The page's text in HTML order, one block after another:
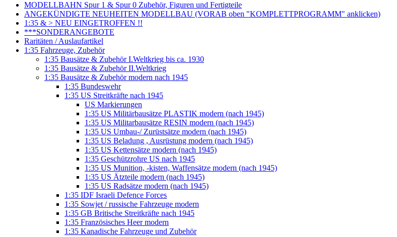
MODELLBAHN Spur 1 & Spur 0 Zubehör, Figuren und Fertigteile
ANGEKÜNDIGTE NEUHEITEN MODELLBAU (VORAB oben "KOMPLETTPROGRAMM" anklicken)
1:35 & > NEU EINGETROFFEN !!
***SONDERANGEBOTE
Raritäten / Auslaufartikel
1:35 Fahrzeuge, Zubehör
1:35 Bausätze & Zubehör I.Weltkrieg bis ca. 1930
1:35 Bausätze & Zubehör II.Weltkrieg
1:35 Bausätze & Zubehör modern nach 1945
1:35 Bundeswehr
1:35 US Streitkräfte nach 1945
US Markierungen
1:35 US Militärbausätze PLASTIK modern (nach 1945)
1:35 US Militarbausätze RESIN modern (nach 1945)
1:35 US Umbau-/ Zurüstsätze modern (nach 1945)
1:35 US Beladung , Ausrüstung modern (nach 1945)
1:35 US Kettensätze modern (nach 1945)
1:35 Geschützrohre US nach 1945
1:35 US Munition, -kisten, Waffensätze modern (nach 1945)
1:35 US Ätzteile modern (nach 1945)
1:35 US Radsätze modern (nach 1945)
1:35 IDF Israeli Defence Forces
1:35 Sowjet / russische Fahrzeuge modern
1:35 GB Britische Streitkräfte nach 1945
1:35 Französisches Heer modern
1:35 Kanadische Fahrzeuge und Zubehör